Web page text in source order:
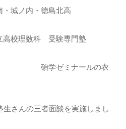
内・徳島北高
科 受験専門塾
ールの衣
さんの三者面談を実施しまし